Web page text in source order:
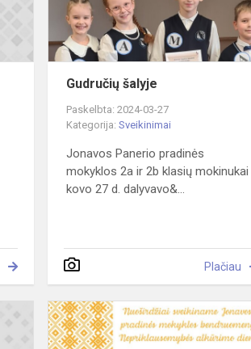
Gudručių šalyje
Paskelbta: 2024-03-27
Kategorija:Sveikinimai
Jonavos Panerio pradinės
mokyklos 2a ir 2b klasių mokinukai
kovo 27 d. dalyvavo&...
Plačiau
IpponCup
Judo